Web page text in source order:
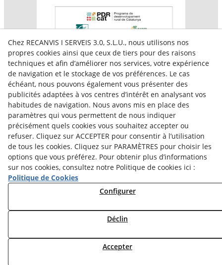
Aquesta empresa participa en el programa per a la
contractació de persones en situació de major
vulnerabilitat,
subvencionat pel Servei Públic d’Ocupació de Catalunya i
amb el cofinançament del Fons Social Europeu Plus
© 08/2026 Reiserpack - Tous droits réservés.
Chez RECANVIS I SERVEIS 3.0, S.L.U., nous utilisons nos
propres cookies ainsi que ceux de tiers pour des raisons
techniques et afin d’améliorer nos services, votre expérience
de navigation et le stockage de vos préférences. Le cas
échéant, nous pouvons également vous présenter des
publicités adaptées à vos centres d’intérêt en analysant vos
habitudes de navigation. Nous avons mis en place des
paramètres qui vous permettent de nous indiquer
précisément quels cookies vous souhaitez accepter ou
refuser. Cliquez sur ACCEPTER pour consentir à l’utilisation
de tous les cookies. Cliquez sur PARAMÈTRES pour choisir les
options que vous préférez. Pour obtenir plus d’informations
sur nos cookies, consultez notre Politique de cookies ici :
Politique de Cookies
Configurer
Déclin
Accepter